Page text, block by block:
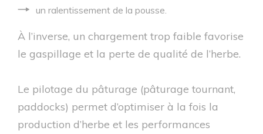
un ralentissement de la pousse.
À l’inverse, un chargement trop faible favorise
le gaspillage et la perte de qualité de l’herbe.
Le pilotage du pâturage (pâturage tournant,
paddocks) permet d’optimiser à la fois la
production d’herbe et les performances